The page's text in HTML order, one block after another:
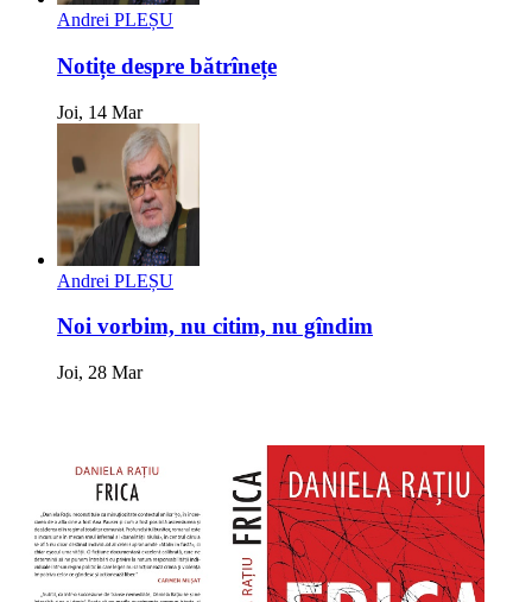
Andrei PLEȘU
Notițe despre bătrînețe
Joi, 14 Mar
Andrei PLEȘU
Noi vorbim, nu citim, nu gîndim
Joi, 28 Mar